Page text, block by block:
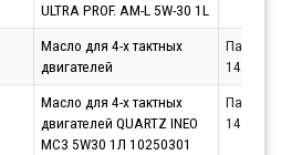
ULTRA PROF. AM-L 5W-30 1L
Масло для 4-х тактных
двигателей
Партнёр
Масло для 4-х тактных
двигателей QUARTZ INEO
MC3 5W30 1Л 10250301
Партнёр